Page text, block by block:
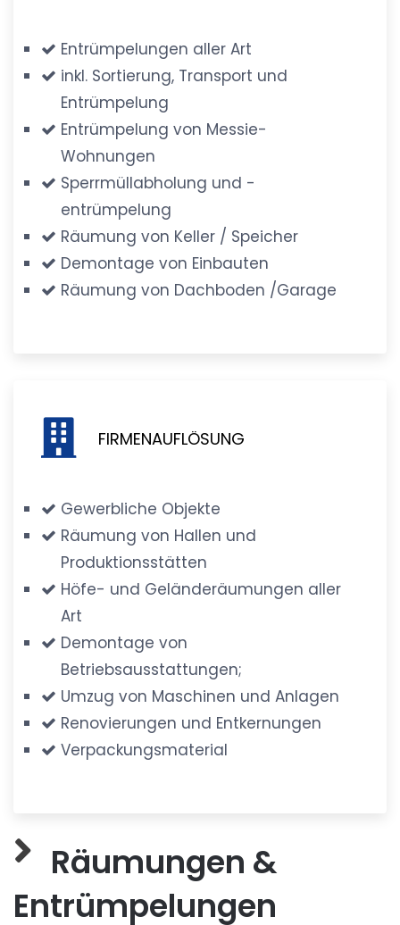
Entrümpelungen aller Art
inkl. Sortierung, Transport und
Entrümpelung
Entrümpelung von Messie-
Wohnungen
Sperrmüllabholung und -
entrümpelung
Räumung von Keller / Speicher
Demontage von Einbauten
Räumung von Dachboden /Garage
FIRMENAUFLÖSUNG
Gewerbliche Objekte
Räumung von Hallen und
Produktionsstätten
Höfe- und Geländeräumungen aller
Art
Demontage von
Betriebsausstattungen;
Umzug von Maschinen und Anlagen
Renovierungen und Entkernungen
Verpackungsmaterial
Räumungen &
Entrümpelungen